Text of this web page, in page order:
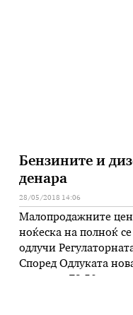
Бензините и
денара
28/05/2018 14:06
Малопродажните
ноќеска на полноќ се
одлучи
Според Одлуката